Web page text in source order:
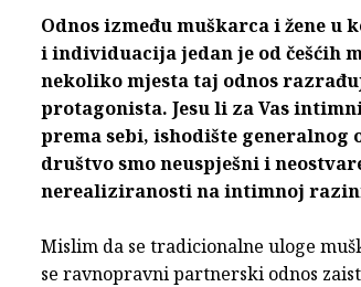
Odnos između muškarca i žene
i individuacija jedan je od češćih
nekoliko mjesta taj odnos
protagonista. Jesu li za Vas
prema sebi, ishodište generalnog
društvo smo neuspješni i
nerealiziranosti na intimnoj
Mislim da se tradicionalne uloge
se ravnopravni partnerski odnos